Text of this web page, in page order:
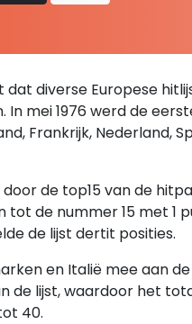
dat diverse Europese
In mei 1976 werd de
Frankrijk, Nederland,
de top15 van de
tot de nummer 15 met
de lijst dertit posities.
en Italië mee aan
de lijst, waardoor het
40.